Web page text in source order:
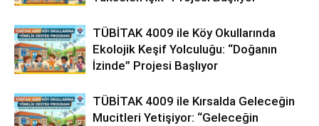
TÜBİTAK 4009 ile Köy Okullarında
Ekolojik Keşif Yolculuğu: “Doğanın
İzinde” Projesi Başlıyor
TÜBİTAK 4009 ile Kırsalda Geleceğin
Mucitleri Yetişiyor: “Geleceğin